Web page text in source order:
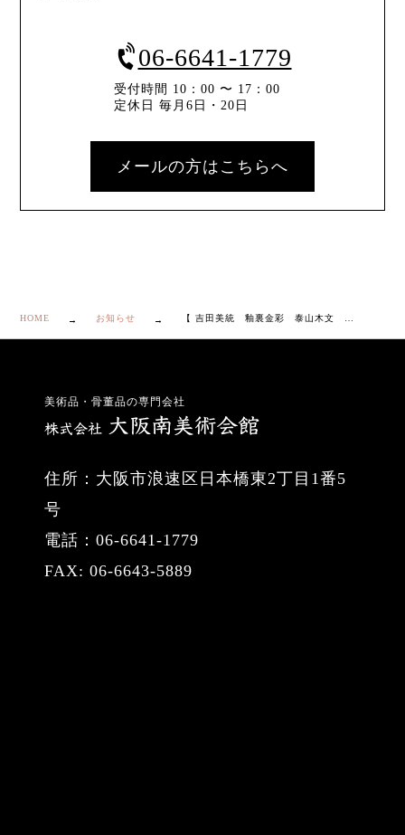
06-6641-1779
受付時間 10：00 〜 17：00
定休日 毎月6日・20日
メールの方はこちらへ
HOME お知らせ
美術品・骨董品の専門会社
住所：大阪市浪速区日本橋東2丁目1番5
号
電話：06-6641-1779
FAX: 06-6643-5889